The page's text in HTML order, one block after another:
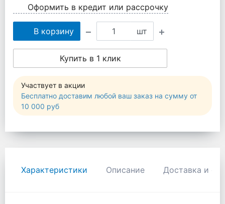
Оформить в кредит или рассрочку
В корзину шт
Купить в 1 клик
Участвует в акции
Бесплатно доставим любой ваш заказ на сумму от
10 000 руб
Характеристики Описание Доставка и